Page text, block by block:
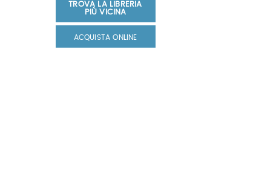
TROVA LA LIBRERIA
PIÙ VICINA
ACQUISTA ONLINE